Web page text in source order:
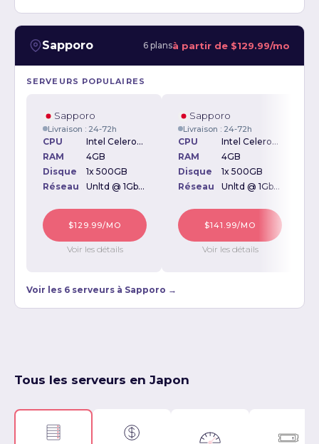
Sapporo 6 plansà partir de $129.99/mo
SERVEURS POPULAIRES
Sapporo
Livraison : 24-72h
CPU
Intel Celeron J3060 1.60GHz
RAM
4GB
Disque
1x 500GB
Réseau
Unltd @ 1Gbps
$129.99/MO
Voir les détails
Sapporo
Livraison : 24-72h
CPU
Intel Celeron J1800 2.41GHz
RAM
4GB
Disque
1x 500GB
Réseau
Unltd @ 1Gbps
$141.99/MO
Voir les détails
Voir les 6 serveurs à Sapporo →
Tous les serveurs en Japon